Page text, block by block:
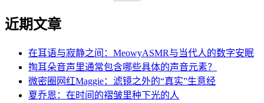
近期文章
在耳语与寂静之间：MeowyASMR与当代人的数字安眠
掏耳朵音声里通常包含哪些具体的声音元素？
微密圈网红Maggie：滤镜之外的“真实”生意经
夏乔恩：在时间的褶皱里种下光的人